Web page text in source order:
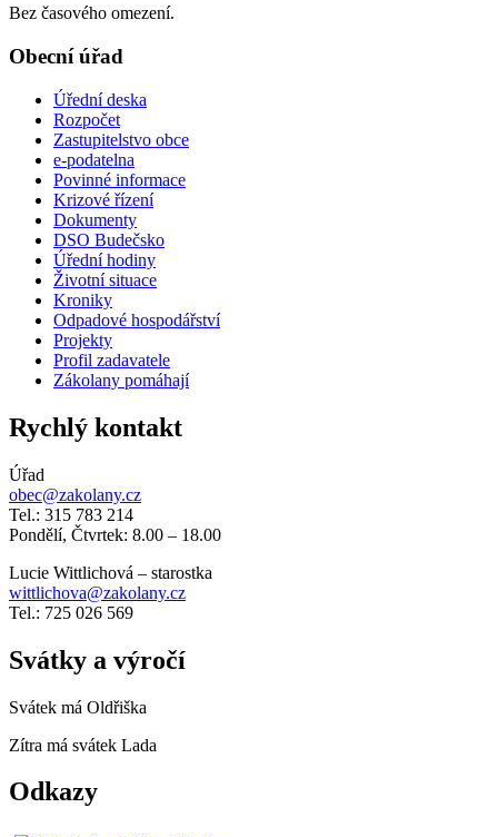
Bez časového omezení.
Obecní úřad
Úřední deska
Rozpočet
Zastupitelstvo obce
e-podatelna
Povinné informace
Krizové řízení
Dokumenty
DSO Budečsko
Úřední hodiny
Životní situace
Kroniky
Odpadové hospodářství
Projekty
Profil zadavatele
Zákolany pomáhají
Rychlý kontakt
Úřad
obec@zakolany.cz
Tel.: 315 783 214
Pondělí, Čtvrtek: 8.00 – 18.00
Lucie Wittlichová – starostka
wittlichova@zakolany.cz
Tel.: 725 026 569
Svátky a výročí
Svátek má Oldřiška
Zítra má svátek Lada
Odkazy